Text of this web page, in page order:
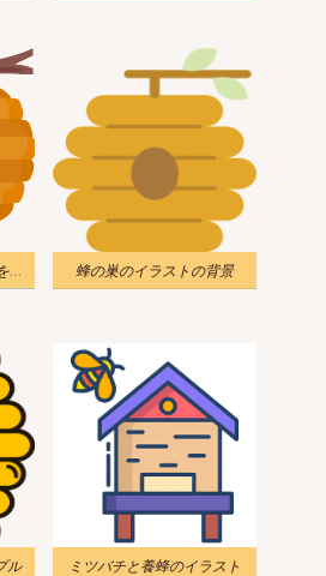
蜂の巣のイラストの背景をダウンロード 蜂の巣のイラストの背景
ル ミツバチと養蜂のイラスト